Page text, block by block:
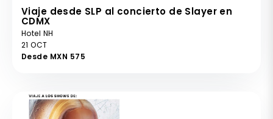
Viaje desde SLP al concierto de Slayer en
CDMX
Hotel NH
21 OCT
Desde MXN 575